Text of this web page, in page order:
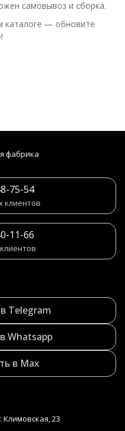
самовывоз и сборка.
каталоге — обновите
фабрика
75-54
клиентов
11-66
Telegram
Whatsapp
в Max
Климовская, 23